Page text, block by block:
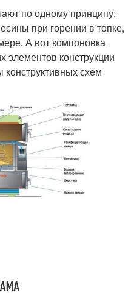
по одному принципу:
при горении в топке,
А вот компоновка
элементов конструкции
схем